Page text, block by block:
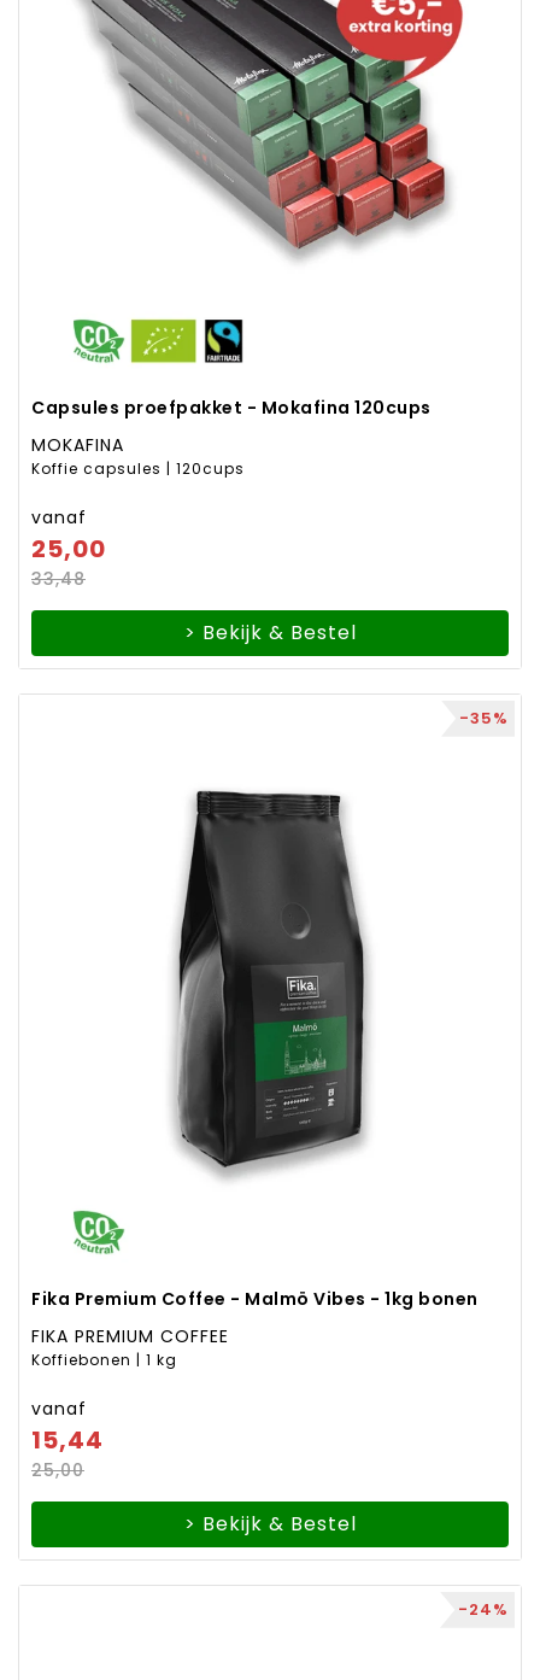
Capsules proefpakket - Mokafina 120cups
MOKAFINA
Koffie capsules | 120cups
vanaf
25,00
33,48
> Bekijk & Bestel
-35%
Fika Premium Coffee - Malmö Vibes - 1kg bonen
FIKA PREMIUM COFFEE
Koffiebonen | 1 kg
vanaf
15,44
25,00
> Bekijk & Bestel
-24%